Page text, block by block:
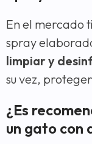
En el mercado
spray
limpiar y
su vez,
¿Es
un gato con